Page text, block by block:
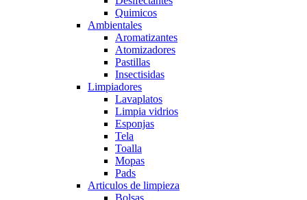
Quimicos
Ambientales
Aromatizantes
Atomizadores
Pastillas
Insectisidas
Limpiadores
Lavaplatos
Limpia vidrios
Esponjas
Tela
Toalla
Mopas
Pads
Articulos de limpieza
Bolsas